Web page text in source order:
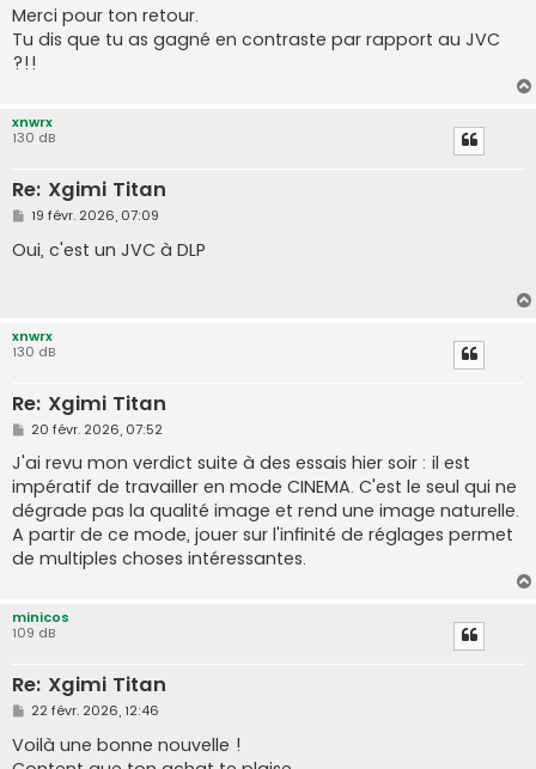
s
s
a
g
e
Merci pour ton retour.
Tu dis que tu as gagné en contraste par rapport au JVC
?!!
xnwrx
130 dB
Re: Xgimi Titan
M
s
s
19 févr. 2026, 07:09
Oui, c'est un JVC à DLP
xnwrx
130 dB
Re: Xgimi Titan
M
s
s
a
g
e
20 févr. 2026, 07:52
J'ai revu mon verdict suite à des essais hier soir : il est
impératif de travailler en mode CINEMA. C'est le seul qui ne
dégrade pas la qualité image et rend une image naturelle.
A partir de ce mode, jouer sur l'infinité de réglages permet
de multiples choses intéressantes.
minicos
109 dB
Re: Xgimi Titan
M
s
s
22 févr. 2026, 12:46
Voilà une bonne nouvelle !